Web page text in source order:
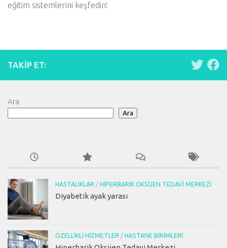
eğitim sistemlerini keşfedin!
TAKIP ET:
Ara
Ara
HASTALIKLAR / HIPERBARIK OKSIJEN TEDAVI MERKEZI
Diyabetik ayak yarası
ÖZELLIKLI HIZMETLER / HASTANE BIRIMLERI